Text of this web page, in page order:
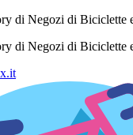
di Negozi di Biciclette
di Negozi di Biciclette